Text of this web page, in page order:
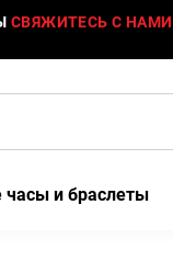
СВЯЖИТЕСЬ С НАМИ
и браслеты